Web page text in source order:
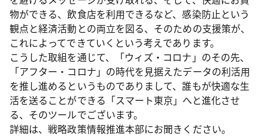
物ができる、飲食店を利用できるなど、感染防止という
観点と経済活動との両立を図る、そのための支援策が、
これによってできていくという考えであります。
こうした取組を通じて、「ウィズ・コロナ」のその先、
「アフター・コロナ」の時代を見据えたデータの利活用
を推し進めるというものでありまして、誰もが快適な生
活を送ることができる「スマート東京」へと進化させ
る、そのツールでございます。
詳細は、戦略政策情報推進本部にお聞きください。